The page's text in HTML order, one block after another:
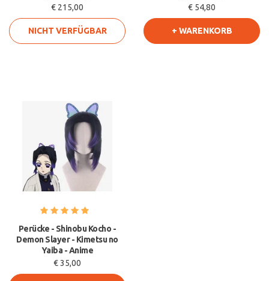
€ 215,00
NICHT VERFÜGBAR
€ 54,80
+ WARENKORB
Perücke - Shinobu Kocho -
Demon Slayer - Kimetsu no
Yaiba - Anime
€ 35,00